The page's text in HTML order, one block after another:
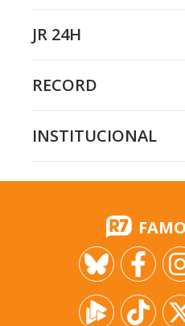
JR 24H
RECORD
INSTITUCIONAL